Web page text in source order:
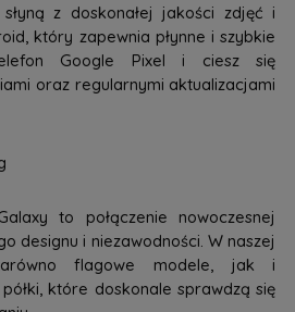
z doskonałej jakości zdjęć i
który zapewnia płynne i szybkie
Google Pixel i ciesz się
oraz regularnymi aktualizacjami
to połączenie nowoczesnej
designu i niezawodności. W naszej
flagowe modele, jak i
które doskonale sprawdzą się